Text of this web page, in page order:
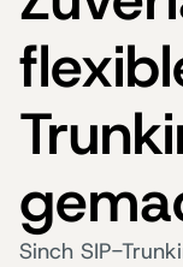
Sinch SIP-